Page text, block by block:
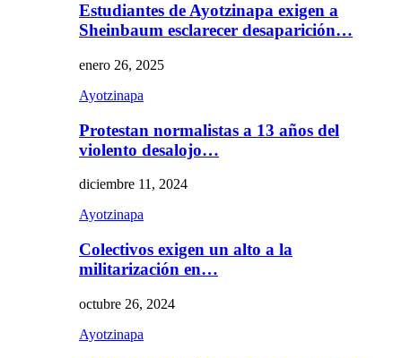
Estudiantes de Ayotzinapa exigen a
Sheinbaum esclarecer desaparición…
enero 26, 2025
Ayotzinapa
Protestan normalistas a 13 años del
violento desalojo…
diciembre 11, 2024
Ayotzinapa
Colectivos exigen un alto a la
militarización en…
octubre 26, 2024
Ayotzinapa